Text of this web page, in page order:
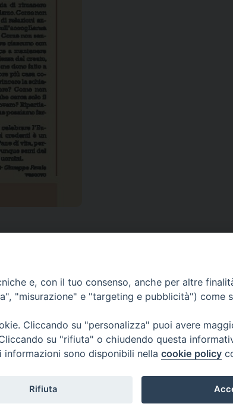
e, con il tuo consenso, anche per altre
"misurazione" e "targeting e pubblicità") come
Cliccando su "personalizza" puoi avere
su "rifiuta" o chiudendo questa
sono disponibili nella cookie policy
Rifiuta